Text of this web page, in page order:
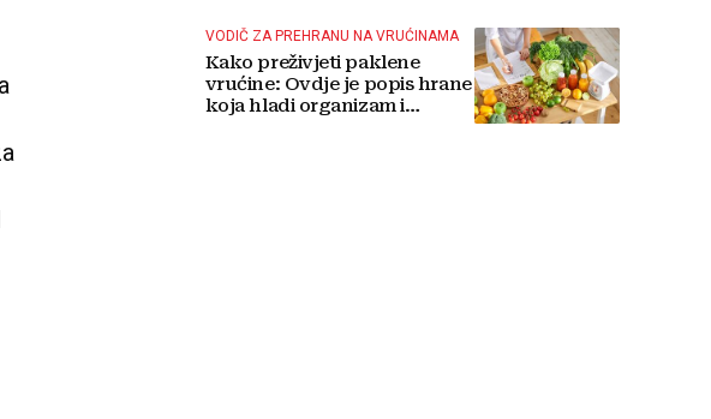
VODIČ ZA PREHRANU NA VRUĆINAMA
Kako preživjeti paklene
vrućine: Ovdje je popis hrane
koja hladi organizam i